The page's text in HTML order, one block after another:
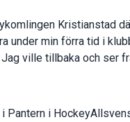
Kristianstad
under min förra tid i
ville tillbaka och ser
Pantern i